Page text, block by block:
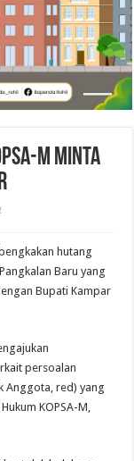
M Minta
hutang
Baru yang
Bupati Kampar
persoalan
Anggota, red) yang
KOPSA-M,